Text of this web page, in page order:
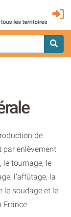
de
par enlèvement
le tournage, le
l’affûtage, la
le soudage et le
France